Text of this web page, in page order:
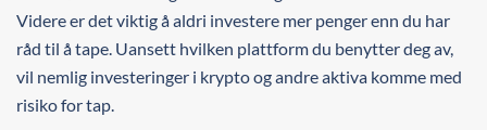
Videre er det viktig å aldri investere mer penger enn du har
råd til å tape. Uansett hvilken plattform du benytter deg av,
vil nemlig investeringer i krypto og andre aktiva komme med
risiko for tap.